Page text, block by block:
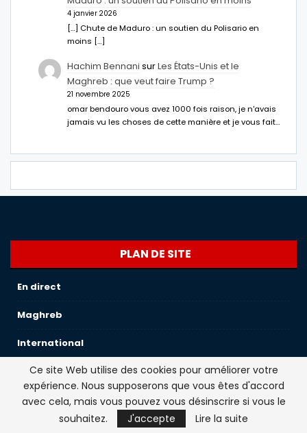
4 janvier 2026
[…] Chute de Maduro : un soutien du Polisario en
moins […]
Hachim Bennani surLes États-Unis et le
Maghreb : que veut faire Trump ?
21 novembre 2025
omar bendouro vous avez 1000 fois raison, je n'avais
jamais vu les choses de cette manière et je vous fait…
PLAN DE SITE
En direct
Maghreb
International
Sport
France
Ce site Web utilise des cookies pour améliorer votre
expérience. Nous supposerons que vous êtes d'accord
avec cela, mais vous pouvez vous désinscrire si vous le
souhaitez.
J'accepte Lire la suite